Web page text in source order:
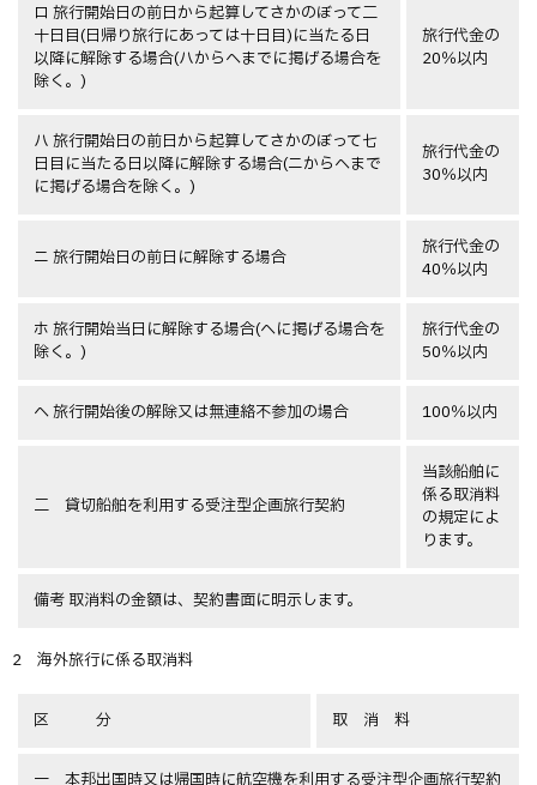
ロ 旅行開始日の前日から起算してさかのぼって二
十日目(日帰り旅行にあっては十日目)に当たる日
以降に解除する場合(ハからヘまでに掲げる場合を
除く。)
旅行代金の
20％以内
ハ 旅行開始日の前日から起算してさかのぼって七
日目に当たる日以降に解除する場合(ニからヘまで
に掲げる場合を除く。)
旅行代金の
30％以内
ニ 旅行開始日の前日に解除する場合
旅行代金の
40％以内
ホ 旅行開始当日に解除する場合(ヘに掲げる場合を
除く。)
旅行代金の
50％以内
ヘ 旅行開始後の解除又は無連絡不参加の場合 100％以内
二 貸切船舶を利用する受注型企画旅行契約
当該船舶に
係る取消料
の規定によ
ります。
備考 取消料の金額は、契約書面に明示します。
2 海外旅行に係る取消料
区 分 取 消 料
一 本邦出国時又は帰国時に航空機を利用する受注型企画旅行契約